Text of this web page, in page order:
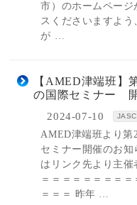
市）のホームペー
スくださいますよ
が …
【AMED津端班】
の国際セミナー
2024-07-10
AMED津端班より第
セミナー開催のお
はリンク先より主催
＝＝＝＝＝＝＝＝
＝＝＝ 昨年 …